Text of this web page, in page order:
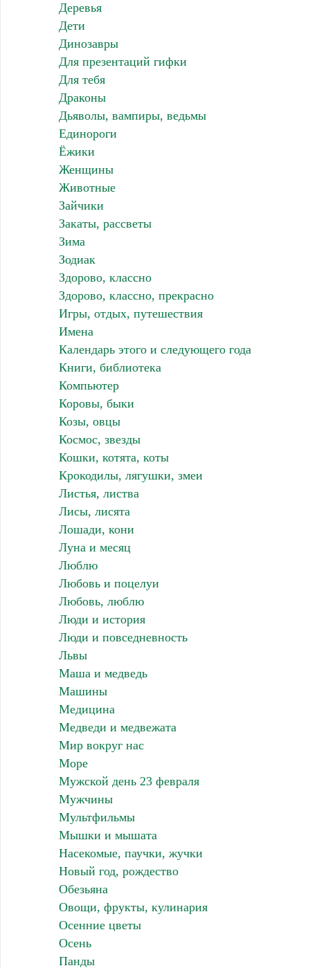
Деревья
Дети
Динозавры
Для презентаций гифки
Для тебя
Драконы
Дьяволы, вампиры, ведьмы
Единороги
Ёжики
Женщины
Животные
Зайчики
Закаты, рассветы
Зима
Зодиак
Здорово, классно
Здорово, классно, прекрасно
Игры, отдых, путешествия
Имена
Календарь этого и следующего года
Книги, библиотека
Компьютер
Коровы, быки
Козы, овцы
Космос, звезды
Кошки, котята, коты
Крокодилы, лягушки, змеи
Листья, листва
Лисы, лисята
Лошади, кони
Луна и месяц
Люблю
Любовь и поцелуи
Любовь, люблю
Люди и история
Люди и повседневность
Львы
Маша и медведь
Машины
Медицина
Медведи и медвежата
Мир вокруг нас
Море
Мужской день 23 февраля
Мужчины
Мультфильмы
Мышки и мышата
Насекомые, паучки, жучки
Новый год, рождество
Обезьяна
Овощи, фрукты, кулинария
Осенние цветы
Осень
Панды